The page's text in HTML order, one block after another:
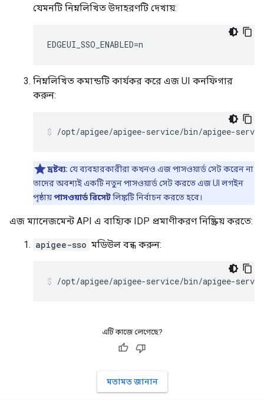
যেমনটি নিম্নলিখিত উদাহরণটি দেখায়:
EDGEUI_SSO_ENABLED=n
নিম্নলিখিত কমান্ডটি কার্যকর করে এজ UI কনফিগার
করুন:
/opt/apigee/apigee-service/bin/apigee-
দ্রষ্টব্য: যে ব্যবহারকারীরা কখনও এজ পাসওয়ার্ড সেট করেন না
তাদের অবশ্যই একটি নতুন পাসওয়ার্ড সেট করতে এজ UI লগইন
পৃষ্ঠায়পাসওয়ার্ড রিসেটলিঙ্কটি নির্বাচন করতে হবে।
এজ ম্যানেজমেন্ট API এ বাহ্যিক IDP প্রমাণীকরণ নিষ্ক্রিয় করতে:
apigee-sso মডিউল বন্ধ করুন:
/opt/apigee/apigee-service/bin/apigee-
এটি কাজে লেগেছে?
মতামত জানান